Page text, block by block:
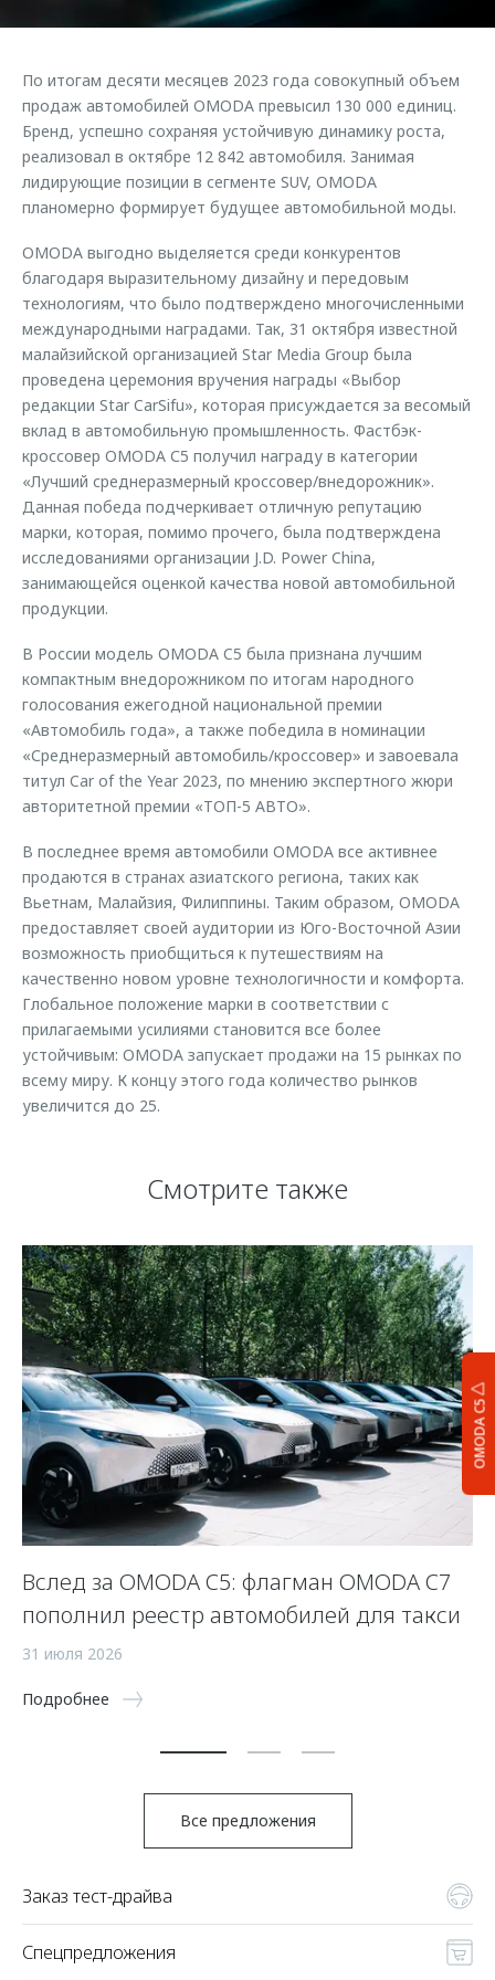
Аксессуары
Одежда и сувениры
Оригинальные аксессуары
Запчасти
Трейд-ин
Калькулятор трейд-ин
Клиентская поддержка
Клуб владельцев OMODA
Приложение O&J
Аксессуары
Одежда и сувениры
Оригинальные аксессуары
Запчасти
Обратная связь
OMODA C5
По итогам десяти месяцев 2023 года совокупный объем
продаж автомобилей OMODA превысил 130 000 единиц.
Бренд, успешно сохраняя устойчивую динамику роста,
реализовал в октябре 12 842 автомобиля. Занимая
лидирующие позиции в сегменте SUV, OMODA
планомерно формирует будущее автомобильной моды.
OMODA выгодно выделяется среди конкурентов
благодаря выразительному дизайну и передовым
технологиям, что было подтверждено многочисленными
международными наградами. Так, 31 октября известной
малайзийской организацией Star Media Group была
проведена церемония вручения награды «Выбор
редакции Star CarSifu», которая присуждается за весомый
вклад в автомобильную промышленность. Фастбэк-
кроссовер OMODA С5 получил награду в категории
«Лучший среднеразмерный кроссовер/внедорожник».
Данная победа подчеркивает отличную репутацию
марки, которая, помимо прочего, была подтверждена
исследованиями организации J.D. Power China,
занимающейся оценкой качества новой автомобильной
продукции.
В России модель OMODA C5 была признана лучшим
компактным внедорожником по итогам народного
голосования ежегодной национальной премии
«Автомобиль года», а также победила в номинации
«Среднеразмерный автомобиль/кроссовер» и завоевала
титул Car of the Year 2023, по мнению экспертного жюри
авторитетной премии «ТОП-5 АВТО».
В последнее время автомобили OMODA все активнее
продаются в странах азиатского региона, таких как
Вьетнам, Малайзия, Филиппины. Таким образом, OMODA
предоставляет своей аудитории из Юго-Восточной Азии
возможность приобщиться к путешествиям на
качественно новом уровне технологичности и комфорта.
Глобальное положение марки в соответствии с
прилагаемыми усилиями становится все более
устойчивым: OMODA запускает продажи на 15 рынках по
всему миру. К концу этого года количество рынков
увеличится до 25.
Смотрите также
Вслед за OMODA C5: флагман OMODA C7
пополнил реестр автомобилей для такси
31 июля 2026
Подробнее
Все предложения
Заказ тест-драйва
Спецпредложения